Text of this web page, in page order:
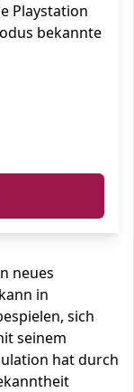
Playstation
bekannte
neues
in
sich
seinem
hat durch